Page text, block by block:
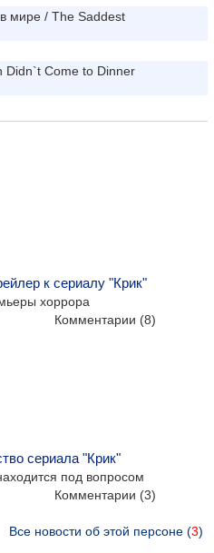
мире / The Saddest
Didn`t Come to Dinner
к сериалу "Крик"
хоррора
Комментарии (8)
сериала "Крик"
под вопросом
Комментарии (3)
Все новости об этой персоне (3)